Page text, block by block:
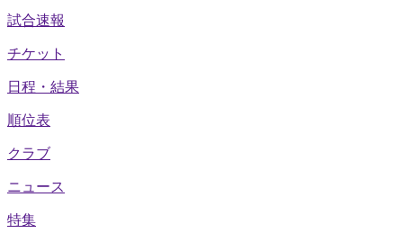
試合速報
チケット
日程・結果
順位表
クラブ
ニュース
特集